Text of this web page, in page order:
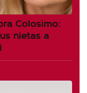
Colosimo:
nietas a